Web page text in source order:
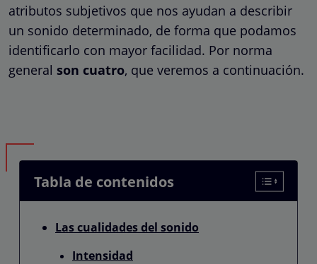
atributos subjetivos que nos ayudan a describir
un sonido determinado, de forma que podamos
identificarlo con mayor facilidad. Por norma
general son cuatro, que veremos a continuación.
Tabla de contenidos
Las cualidades del sonido
Intensidad